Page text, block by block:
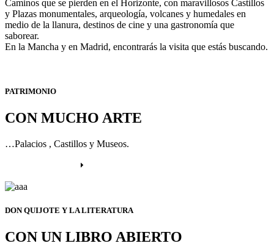
Caminos que se pierden en el Horizonte, con maravillosos Castillos
y Plazas monumentales, arqueología, volcanes y humedales en
medio de la llanura, destinos de cine y una gastronomía que
saborear.
En la Mancha y en Madrid, encontrarás la visita que estás buscando.
PATRIMONIO
CON MUCHO ARTE
…Palacios , Castillos y Museos.
DON QUIJOTE Y LA LITERATURA
CON UN LIBRO ABIERTO